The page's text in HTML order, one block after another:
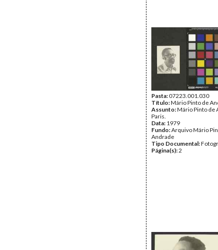
Pasta:07223.001.030
Título:Mário Pinto de
Assunto:Mário Pinto de
Paris.
Data: 1979
Fundo:Arquivo Mário
Andrade
Tipo Documental:
Página(s):2